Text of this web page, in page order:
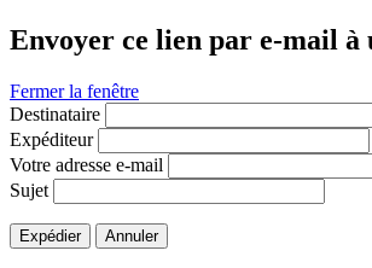
Envoyer ce lien par e-mail à
Fermer la fenêtre
Destinataire
Expéditeur
Votre adresse e-mail
Sujet
Expédier Annuler